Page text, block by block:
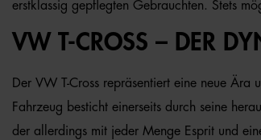
erstklassig gepflegten Gebrauchten. Stets
VW T-CROSS – DER
Der VW T-Cross repräsentiert eine neue
Fahrzeug besticht einerseits durch seine
der allerdings mit jeder Menge Esprit und